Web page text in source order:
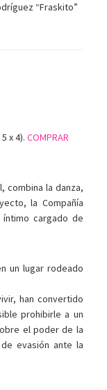
“Fraskito”
x 4).COMPRAR
combina la danza,
la Compañía
cargado de
un lugar rodeado
han convertido
prohibirle a un
el poder de la
evasión ante la